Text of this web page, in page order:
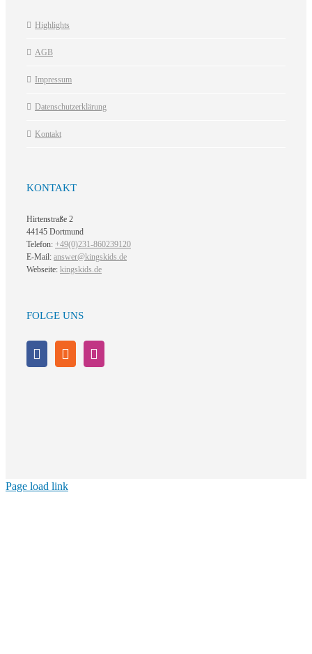
Highlights
AGB
Impressum
Datenschutzerklärung
Kontakt
KONTAKT
Hirtenstraße 2
44145 Dortmund
Telefon: +49(0)231-860239120
E-Mail: answer@kingskids.de
Webseite: kingskids.de
FOLGE UNS
Page load link